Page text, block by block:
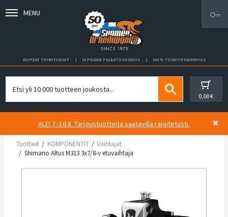
MENU
NOPEAT TOIMITUKSET 30 PÄIVÄN PALAUTUSOIKEUS 100 % TOIMITUSVARMUUS
0,00 €
ALE! 7.-16.8. Tarjoustuotteita saatavilla rajoitetusti.
Tuotteet KOMPONENTIT
Vaihtajat
Shimano Altus M313 3x7/8-v etuvaihtaja